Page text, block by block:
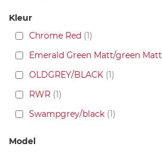
Kleur
Chrome Red 1
Emerald Green Matt/green Matt
OLDGREY/BLACK 1
RWR 1
Swampgrey/black 1
Model